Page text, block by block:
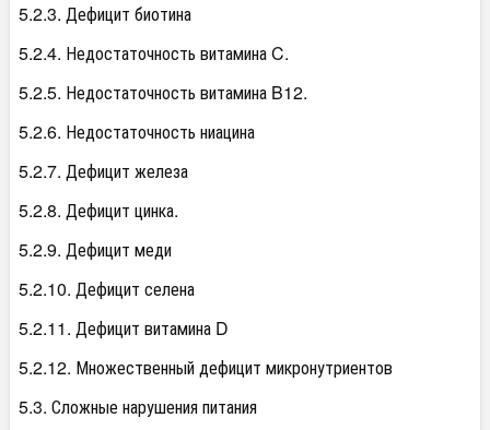
5.2.3. Дефицит биотина
5.2.4. Недостаточность витамина C.
5.2.5. Недостаточность витамина B12.
5.2.6. Недостаточность ниацина
5.2.7. Дефицит железа
5.2.8. Дефицит цинка.
5.2.9. Дефицит меди
5.2.10. Дефицит селена
5.2.11. Дефицит витамина D
5.2.12. Множественный дефицит микронутриентов
5.3. Сложные нарушения питания